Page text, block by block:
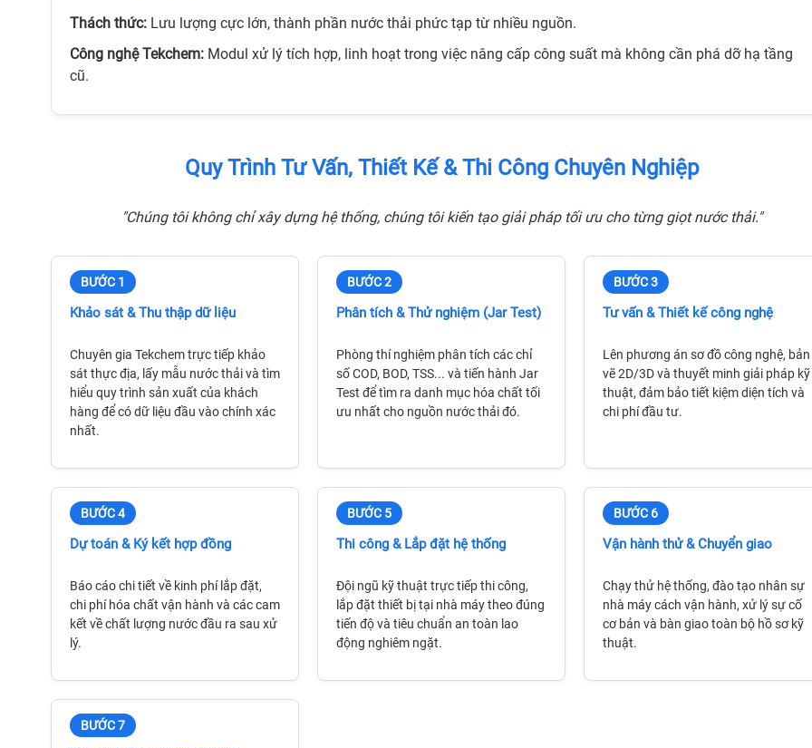
Thách thức: Lưu lượng cực lớn, thành phần nước thải phức tạp từ nhiều nguồn.
Công nghệ Tekchem: Modul xử lý tích hợp, linh hoạt trong việc nâng cấp công suất mà không cần phá dỡ hạ tầng
cũ.
Quy Trình Tư Vấn, Thiết Kế & Thi Công Chuyên Nghiệp
"Chúng tôi không chỉ xây dựng hệ thống, chúng tôi kiến tạo giải pháp tối ưu cho từng giọt nước thải."
BƯỚC 1
Khảo sát & Thu thập dữ liệu
Chuyên gia Tekchem trực tiếp khảo
sát thực địa, lấy mẫu nước thải và tìm
hiểu quy trình sản xuất của khách
hàng để có dữ liệu đầu vào chính xác
nhất.
BƯỚC 2
Phân tích & Thử nghiệm (Jar Test)
Phòng thí nghiệm phân tích các chỉ
số COD, BOD, TSS... và tiến hành Jar
Test để tìm ra danh mục hóa chất tối
ưu nhất cho nguồn nước thải đó.
BƯỚC 3
Tư vấn & Thiết kế công nghệ
Lên phương án sơ đồ công nghệ, bản
vẽ 2D/3D và thuyết minh giải pháp kỹ
thuật, đảm bảo tiết kiệm diện tích và
chi phí đầu tư.
BƯỚC 4
Dự toán & Ký kết hợp đồng
Báo cáo chi tiết về kinh phí lắp đặt,
chi phí hóa chất vận hành và các cam
kết về chất lượng nước đầu ra sau xử
lý.
BƯỚC 5
Thi công & Lắp đặt hệ thống
Đội ngũ kỹ thuật trực tiếp thi công,
lắp đặt thiết bị tại nhà máy theo đúng
tiến độ và tiêu chuẩn an toàn lao
động nghiêm ngặt.
BƯỚC 6
Vận hành thử & Chuyển giao
Chạy thử hệ thống, đào tạo nhân sự
nhà máy cách vận hành, xử lý sự cố
cơ bản và bàn giao toàn bộ hồ sơ kỹ
thuật.
BƯỚC 7
Liên hệ
Hệ thống tinh sạch nước RO lưu lượng cao
phòng thí nghiệm Milli-Q® HR 7060
Liên hệ